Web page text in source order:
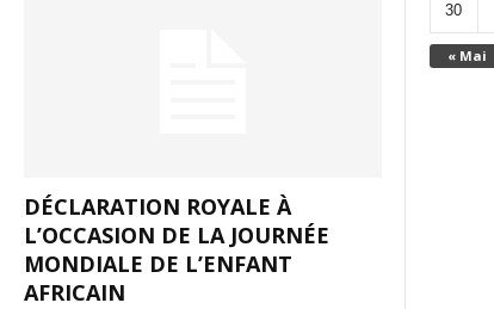
DÉCLARATION ROYALE À
L’OCCASION DE LA JOURNÉE
MONDIALE DE L’ENFANT
AFRICAIN
« Mai
30